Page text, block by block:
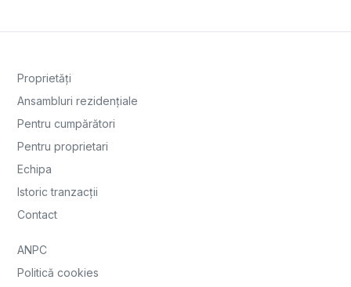
Proprietăți
Ansambluri rezidențiale
Pentru cumpărători
Pentru proprietari
Echipa
Istoric tranzacții
Contact
ANPC
Politică cookies